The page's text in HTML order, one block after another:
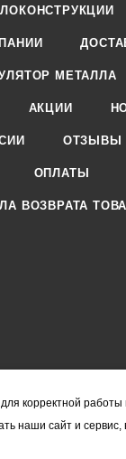
МЕТАЛЛА
АКЦИИ
ОТЗЫВЫ
ОПЛАТЫ
ВОЗВРАТА
справочный
Договора.
корректной работы
наши сайт и